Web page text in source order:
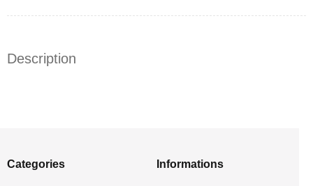
Description
Categories Informations